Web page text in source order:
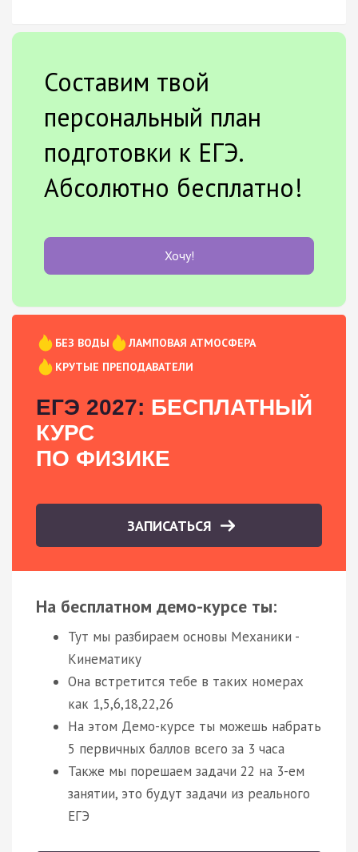
Составим твой
персональный план
подготовки к ЕГЭ.
Абсолютно бесплатно!
Хочу!
БЕЗ ВОДЫ
ЛАМПОВАЯ АТМОСФЕРА
КРУТЫЕ ПРЕПОДАВАТЕЛИ
ЕГЭ 2027: БЕСПЛАТНЫЙ
КУРС
ПО ФИЗИКЕ
ЗАПИСАТЬСЯ
На бесплатном демо-курсе ты:
Тут мы разбираем основы Механики -
Кинематику
Она встретится тебе в таких номерах
как 1,5,6,18,22,26
На этом Демо-курсе ты можешь набрать
5 первичных баллов всего за 3 часа
Также мы порешаем задачи 22 на 3-ем
занятии, это будут задачи из реального
ЕГЭ